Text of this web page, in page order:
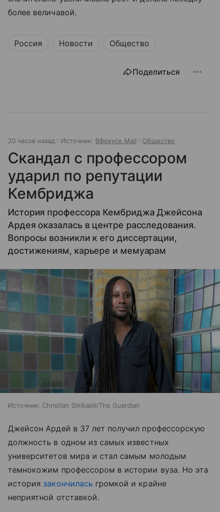
более величавой.
Россия Новости Общество
Поделиться
20 часов назад Источник: ВФокусе Mail Общество
Скандал с профессором
ударил по репутации
Кембриджа
История профессора Кембриджа Джейсона
Ардея оказалась в центре расследования.
Вопросы возникли к его диссертации,
достижениям, карьере и мемуарам
Источник: Christian Sinibaldi/The Guardian
Джейсон Ардей в 37 лет получил профессорскую
должность в одном из самых известных
университетов мира и стал самым молодым
темнокожим профессором в истории вуза. Но эта
история закончилась громкой и крайне
неприятной отставкой.